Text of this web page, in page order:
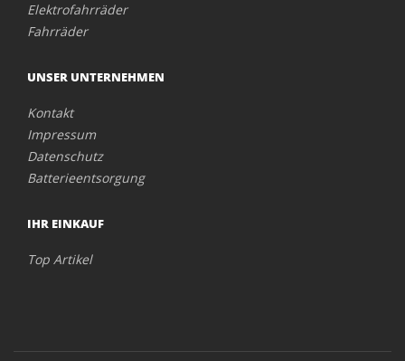
Elektrofahrräder
Fahrräder
UNSER UNTERNEHMEN
Kontakt
Impressum
Datenschutz
Batterieentsorgung
IHR EINKAUF
Top Artikel